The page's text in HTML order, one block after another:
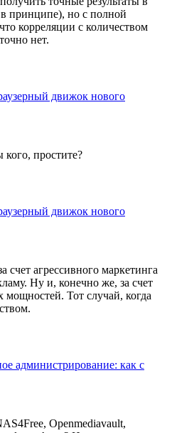
принципе), но с полной
корреляции с количеством
нет.
движок нового
простите?
движок нового
счет агрессивного маркетинга
Ну и, конечно же, за счет
Тот случай, когда
администрирование: как с
Openmediavault,